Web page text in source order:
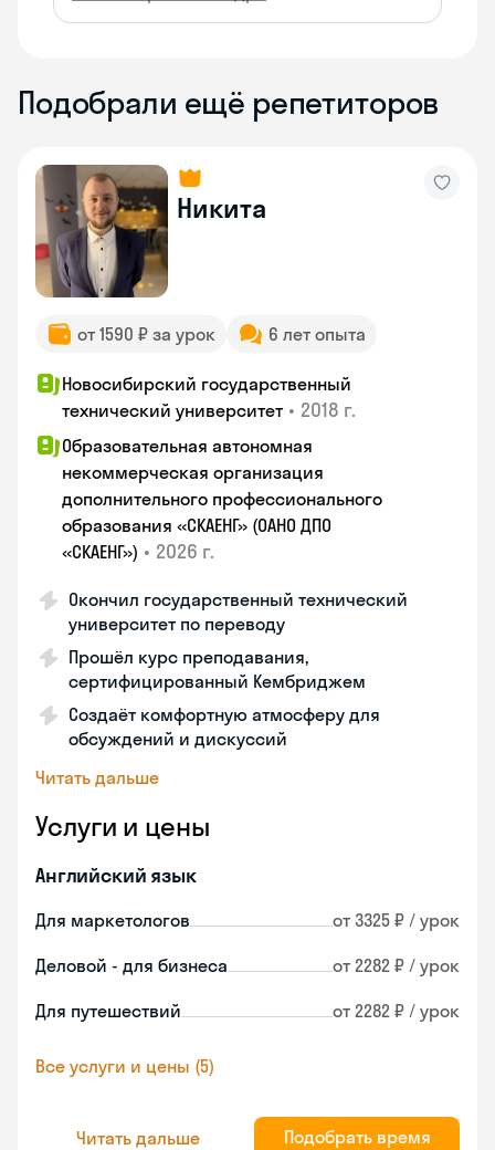
Подобрали ещё репетиторов
Никита
от 1590 ₽ за урок 6 лет опыта
Новосибирский государственный
технический университет • 2018 г.
Образовательная автономная
некоммерческая организация
дополнительного профессионального
образования «СКАЕНГ» (ОАНО ДПО
«СКАЕНГ») • 2026 г.
Окончил государственный технический
университет по переводу
Прошёл курс преподавания,
сертифицированный Кембриджем
Создаёт комфортную атмосферу для
обсуждений и дискуссий
Читать дальше
Услуги и цены
Английский язык
Для маркетологов от 3325 ₽ / урок
Деловой - для бизнеса от 2282 ₽ / урок
Для путешествий от 2282 ₽ / урок
Все услуги и цены (5)
Читать дальше Подобрать время